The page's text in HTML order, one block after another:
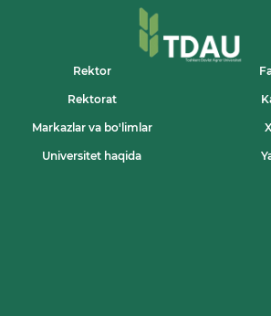
Rektor
Rektorat
Markazlar va bo'limlar
Universitet haqida